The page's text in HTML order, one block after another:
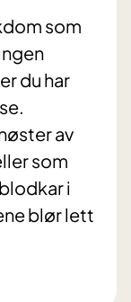
som
du har
av
som
i
blør lett